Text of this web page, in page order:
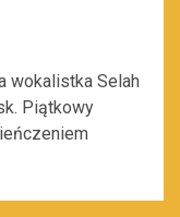
wokalistka Selah
Piątkowy